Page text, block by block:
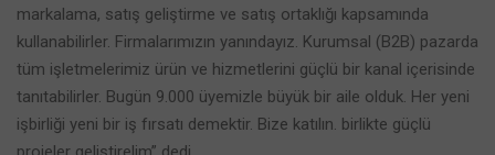
markalama, satış geliştirme ve satış ortaklığı kapsamında
kullanabilirler. Firmalarımızın yanındayız. Kurumsal (B2B) pazarda
tüm işletmelerimiz ürün ve hizmetlerini güçlü bir kanal içerisinde
tanıtabilirler. Bugün 9.000 üyemizle büyük bir aile olduk. Her yeni
işbirliği yeni bir iş fırsatı demektir. Bize katılın. birlikte güçlü